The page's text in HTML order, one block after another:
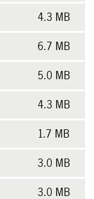
4.3 MB
6.7 MB
5.0 MB
4.3 MB
1.7 MB
3.0 MB
3.0 MB